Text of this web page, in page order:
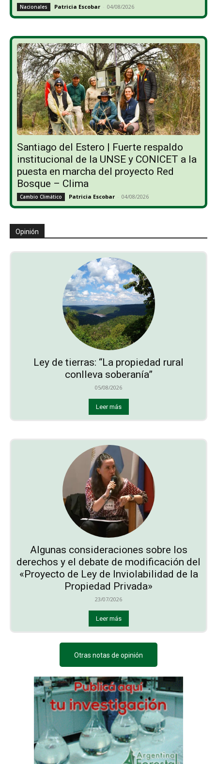
Nacionales Patricia Escobar - 04/08/2026
Santiago del Estero | Fuerte respaldo
institucional de la UNSE y CONICET a la
puesta en marcha del proyecto Red
Bosque – Clima
Cambio Climático Patricia Escobar - 04/08/2026
Opinión
Ley de tierras: “La propiedad rural
conlleva soberanía”
05/08/2026
Leer más
Algunas consideraciones sobre los
derechos y el debate de modificación del
«Proyecto de Ley de Inviolabilidad de la
Propiedad Privada»
23/07/2026
Leer más
Otras notas de opinión